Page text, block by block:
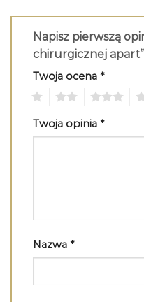
Napisz pierwszą
chirurgicznej apart”
Twoja ocena *
Twoja opinia *
Nazwa *